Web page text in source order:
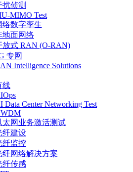
扰侦测
MIMO Test
络数字孪生
地面网络
放式 RAN (O-RAN)
专网
Intelligence Solutions
线
Data Center Networking Test
太网业务激活测试
纤建设
纤监控
纤网络解决方案
纤传感